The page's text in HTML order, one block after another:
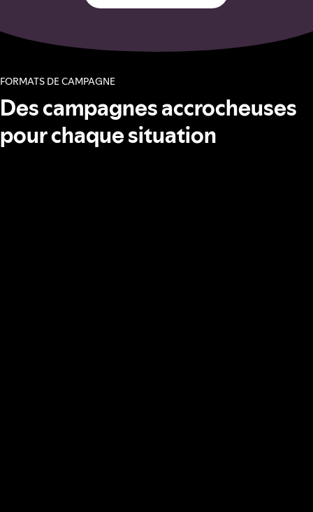
FORMATS DE CAMPAGNE
Des campagnes accrocheuses
pour chaque situation